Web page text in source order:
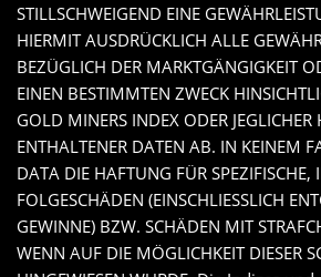
STILLSCHWEIGEND EINE
HIERMIT AUSDRÜCKLICH ALLE
BEZÜGLICH DER MARKTGÄNGIGKEIT
EINEN BESTIMMTEN ZWECK
GOLD MINERS INDEX ODER JEGLICHER
ENTHALTENER DATEN AB. IN KEINEM
DATA DIE HAFTUNG FÜR SPEZIFISCHE,
FOLGESCHÄDEN (EINSCHLIESSLICH
GEWINNE) BZW. SCHÄDEN MIT
WENN AUF DIE MÖGLICHKEIT DIESER